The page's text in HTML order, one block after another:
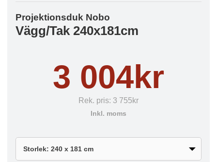
Projektionsduk Nobo
Vägg/Tak 240x181cm
3 004kr
Rek. pris: 3 755kr
Inkl. moms